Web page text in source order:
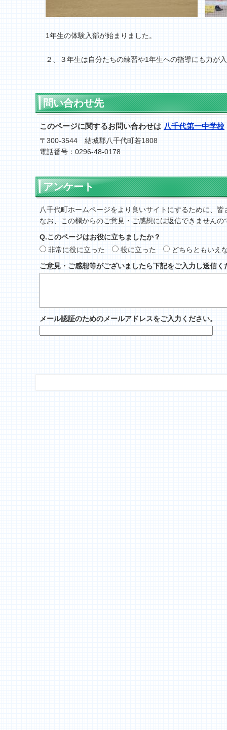
1年生の体験入部が始まりました。
２、３年生は自分たちの練習や1年生への指導にも力が
問い合わせ先
このページに関するお問い合わせは 八千代第一中学校
〒300-3544 結城郡八千代町若1808
電話番号：0296-48-0178
アンケート
八千代町ホームページをより良いサイトにするために、
なお、この欄からのご意見・ご感想には返信できませんの
Q.このページはお役に立ちましたか？
非常に役に立った
役に立った
どちらともいえ
ご意見・ご感想等がございましたら下記をご入力し送信く
メール認証のためのメールアドレスをご入力ください。